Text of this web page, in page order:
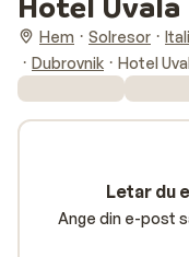
Hem Solresor
Dubrovnik
Hotel
Letar du
Ange din e-post